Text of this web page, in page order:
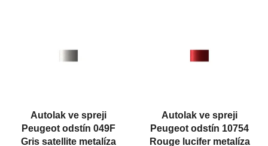
Autolak ve spreji
Peugeot odstín 049F
Gris satellite metalíza
Autolak ve spreji
Peugeot odstín 10754
Rouge lucifer metalíza